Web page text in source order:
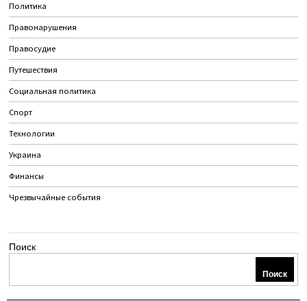
Политика
Правонарушения
Правосудие
Путешествия
Социальная политика
Спорт
Технологии
Украина
Финансы
Чрезвычайные события
Поиск
Поиск